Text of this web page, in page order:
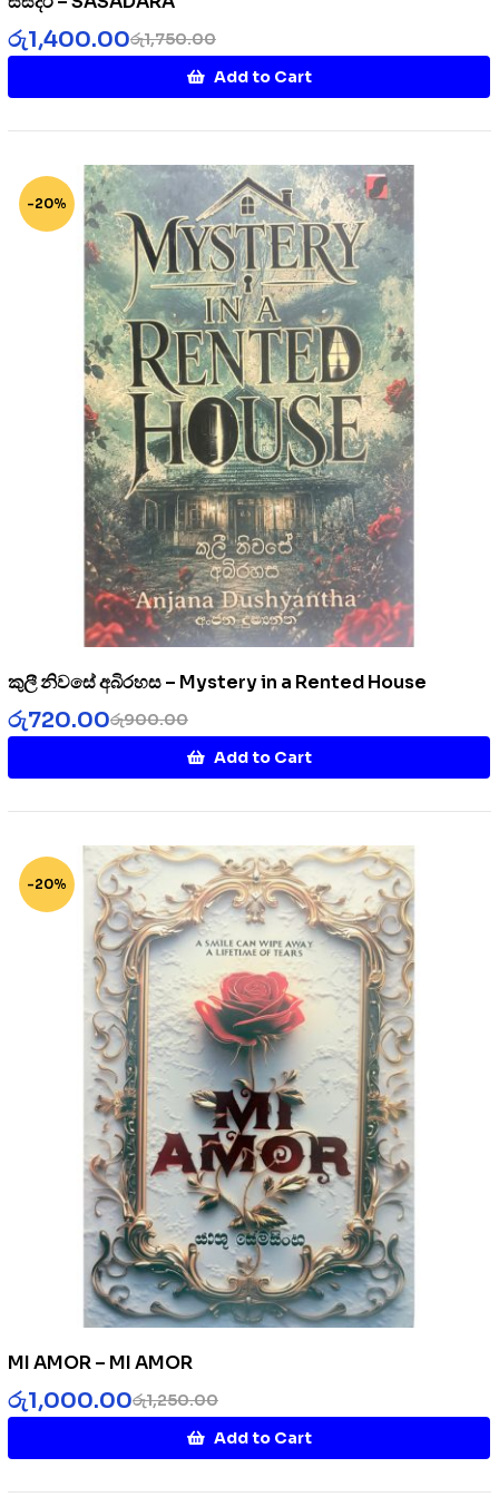
රු1,750.00
රු1,400.00
Add to Cart
-20%
කුලී නිවසේ අබිරහස – Mystery in a Rented House
රු900.00
රු720.00
Add to Cart
-20%
MI AMOR – MI AMOR
රු1,250.00
රු1,000.00
Add to Cart